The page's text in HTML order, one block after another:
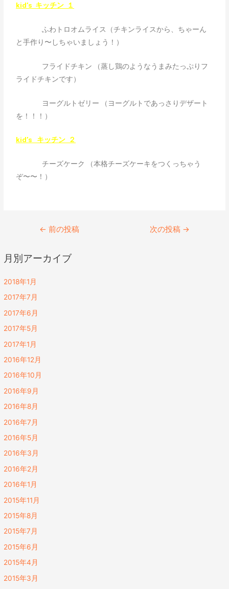
月別アーカイブ
2018年1月
2017年7月
2017年6月
2017年5月
2017年1月
2016年12月
2016年10月
2016年9月
2016年8月
2016年7月
2016年5月
2016年3月
2016年2月
2016年1月
2015年11月
2015年8月
2015年7月
2015年6月
2015年4月
2015年3月
kid’s キッチン １
ふわトロオムライス（チキンライスから、ちゃーん
と手作り〜しちゃいましょう！）
フライドチキン （蒸し鶏のようなうまみたっぷりフ
ライドチキンです）
ヨーグルトゼリー （ヨーグルトであっさりデザート
を！！！）
kid’s キッチン ２
チーズケーク （本格チーズケーキをつくっちゃう
ぞ〜〜！）
← 前の投稿 次の投稿 →